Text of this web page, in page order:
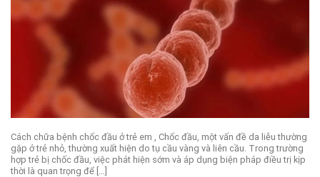
Cách chữa bệnh chốc đầu ở trẻ em , Chốc đầu, một vấn đề da liễu thường
gặp ở trẻ nhỏ, thường xuất hiện do tụ cầu vàng và liên cầu. Trong trường
hợp trẻ bị chốc đầu, việc phát hiện sớm và áp dụng biện pháp điều trị kịp
thời là quan trọng để […]